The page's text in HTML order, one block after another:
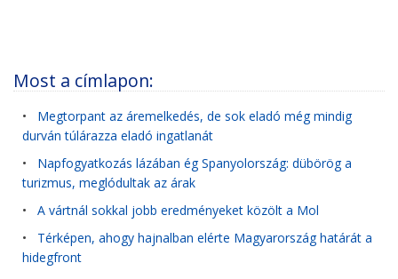
Most a címlapon:
• Megtorpant az áremelkedés, de sok eladó még mindig
durván túlárazza eladó ingatlanát
• Napfogyatkozás lázában ég Spanyolország: dübörög a
turizmus, meglódultak az árak
• A vártnál sokkal jobb eredményeket közölt a Mol
• Térképen, ahogy hajnalban elérte Magyarország határát a
hidegfront